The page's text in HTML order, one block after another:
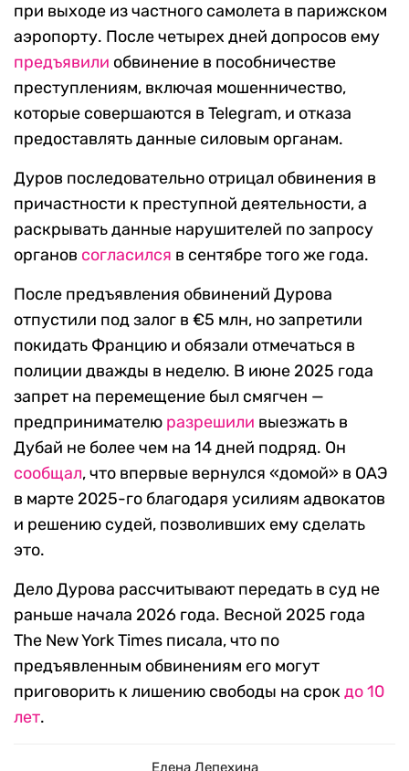
при выходе из частного самолета в парижском
аэропорту. После четырех дней допросов ему
предъявили обвинение в пособничестве
преступлениям, включая мошенничество,
которые совершаются в Telegram, и отказа
предоставлять данные силовым органам.
Дуров последовательно отрицал обвинения в
причастности к преступной деятельности, а
раскрывать данные нарушителей по запросу
органов согласился в сентябре того же года.
После предъявления обвинений Дурова
отпустили под залог в €5 млн, но запретили
покидать Францию и обязали отмечаться в
полиции дважды в неделю. В июне 2025 года
запрет на перемещение был смягчен —
предпринимателю разрешили выезжать в
Дубай не более чем на 14 дней подряд. Он
сообщал, что впервые вернулся «домой» в ОАЭ
в марте 2025-го благодаря усилиям адвокатов
и решению судей, позволивших ему сделать
это.
Дело Дурова рассчитывают передать в суд не
раньше начала 2026 года. Весной 2025 года
The New York Times писала, что по
предъявленным обвинениям его могут
приговорить к лишению свободы на срокдо 10
лет.
Елена Лепехина